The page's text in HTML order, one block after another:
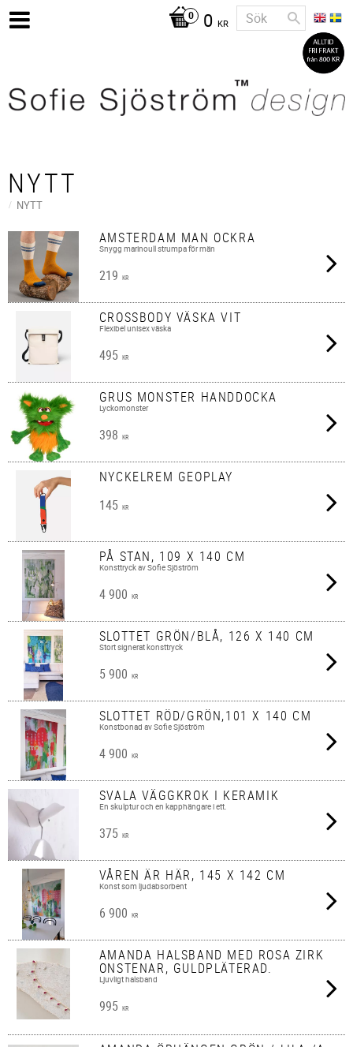
0 KR
NYTT
NYTT
AMSTERDAM MAN OCKRA
Snygg marinoull strumpa för män
219 KR
CROSSBODY VÄSKA VIT
Flexibel unisex väska
495 KR
GRUS MONSTER HANDDOCKA
Lyckomonster
398 KR
NYCKELREM GEOPLAY
145 KR
PÅ STAN, 109 X 140 CM
Konsttryck av Sofie Sjöström
4 900 KR
SLOTTET GRÖN/BLÅ, 126 X 140 CM
Stort signerat konsttryck
5 900 KR
SLOTTET RÖD/GRÖN,101 X 140 CM
Konstbonad av Sofie Sjöström
4 900 KR
SVALA VÄGGKROK I KERAMIK
En skulptur och en kapphängare i ett.
375 KR
VÅREN ÄR HÄR, 145 X 142 CM
Konst som ljudabsorbent
6 900 KR
AMANDA HALSBAND MED ROSA ZIRK
ONSTENAR, GULDPLÄTERAD.
Ljuvligt halsband
995 KR